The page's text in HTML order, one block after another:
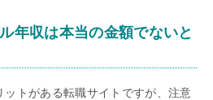
年収は本当の金額でないと
トがある転職サイトですが、注意